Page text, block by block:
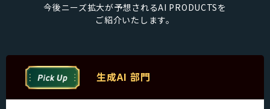
今後ニーズ拡大が予想されるAI PRODUCTSを
ご紹介いたします。
生成AI 部門